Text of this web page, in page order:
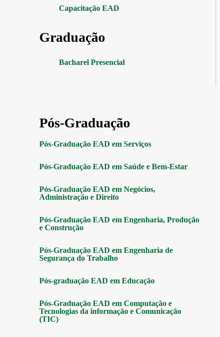
Capacitação EAD
Graduação
Bacharel Presencial
Pós-Graduação
Pós-Graduação EAD em Serviços
Pós-Graduação EAD em Saúde e Bem-Estar
Pós-Graduação EAD em Negócios,
Administração e Direito
Pós-Graduação EAD em Engenharia, Produção
e Construção
Pós-Graduação EAD em Engenharia de
Segurança do Trabalho
Pós-graduação EAD em Educação
Pós-Graduação EAD em Computação e
Tecnologias da informação e Comunicação
(TIC)